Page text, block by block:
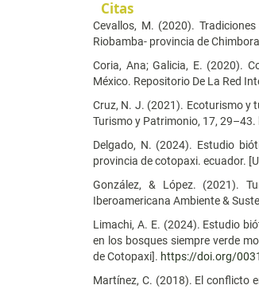
Citas
Cevallos, M. (2020).
Riobamba- provincia de
Coria, Ana; Galicia, E. (2020).
México. Repositorio De La Red
Cruz, N. J. (2021). Ecoturismo y
Turismo y Patrimonio, 17, 29–43.
Delgado, N. (2024). Estudio
provincia de cotopaxi. ecuador.
González, & López. (2021).
Iberoamericana Ambiente &
Limachi, A. E. (2024). Estudio
en los bosques siempre verde
de Cotopaxi]. https://doi.org/
Martínez, C. (2018). El conflicto